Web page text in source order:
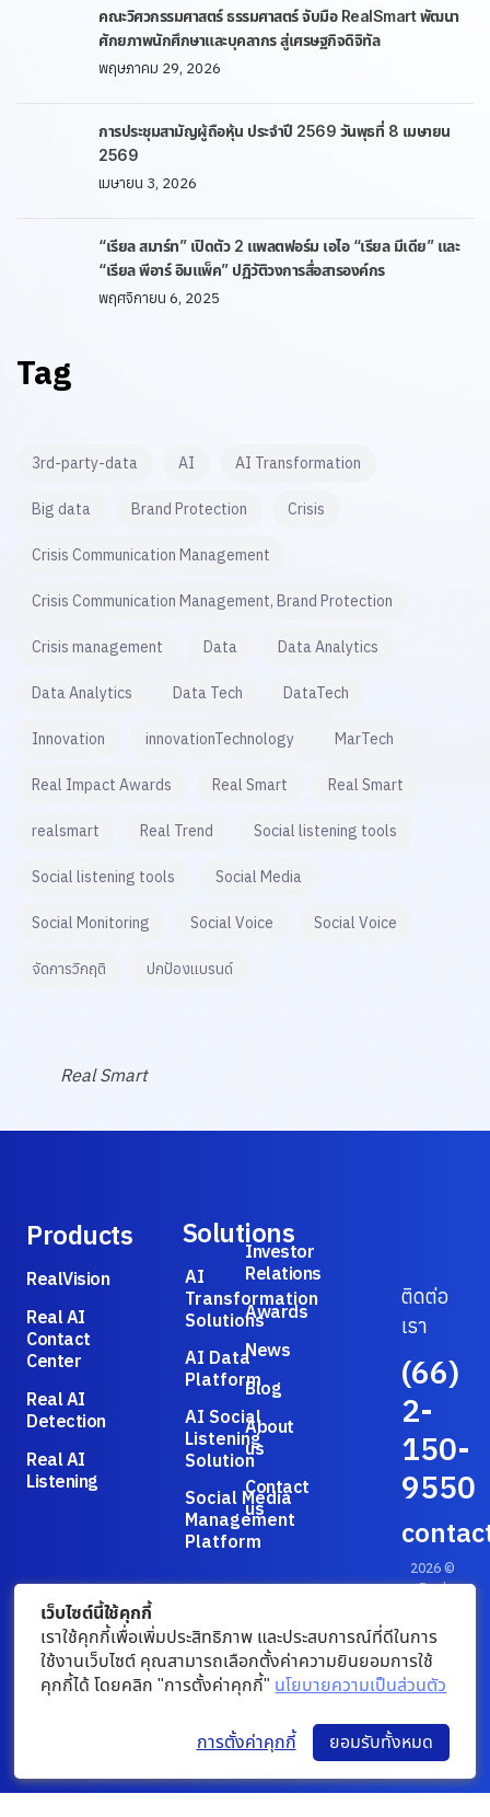
คณะวิศวกรรมศาสตร์ ธรรมศาสตร์ จับมือ RealSmart พัฒนา
ศักยภาพนักศึกษาและบุคลากร สู่เศรษฐกิจดิจิทัล
พฤษภาคม 29, 2026
การประชุมสามัญผู้ถือหุ้น ประจำปี 2569 วันพุธที่ 8 เมษายน
2569
เมษายน 3, 2026
“เรียล สมาร์ท” เปิดตัว 2 แพลตฟอร์ม เอไอ “เรียล มีเดีย” และ
“เรียล พีอาร์ อิมแพ็ค” ปฏิวัติวงการสื่อสารองค์กร
พฤศจิกายน 6, 2025
Tag
3rd-party-data AI AI Transformation
Big data Brand Protection Crisis
Crisis Communication Management
Crisis Communication Management, Brand Protection
Crisis management Data Data Analytics
Data Analytics Data Tech DataTech
Innovation innovationTechnology MarTech
Real Impact Awards Real Smart Real Smart
realsmart Real Trend Social listening tools
Social listening tools Social Media
Social Monitoring Social Voice Social Voice
จัดการวิกฤติ ปกป้องแบรนด์
Real Smart
ติดต่อ
เรา
(66)
2-
150-
9550
2026 ©
Real
Company
Limited.
Privacy
Terms &
Conditions
Products
RealVision
Real AI
Contact
Center
Real AI
Detection
Real AI
Listening
Solutions
AI
Transformation
Solutions
AI Data
Platform
AI Social
Listening
Solution
Social Media
Management
Platform
Investor
Relations
Awards
News
Blog
About
us
Contact
us
เว็บไซต์นี้ใช้คุกกี้
เราใช้คุกกี้เพื่อเพิ่มประสิทธิภาพ และประสบการณ์ที่ดีในการ
ใช้งานเว็บไซต์ คุณสามารถเลือกตั้งค่าความยินยอมการใช้
คุกกี้ได้ โดยคลิก "การตั้งค่าคุกกี้" นโยบายความเป็นส่วนตัว
การตั้งค่าคุกกี้ ยอมรับทั้งหมด